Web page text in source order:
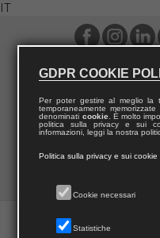
IT
GDPR COOKIE
Per poter gestire al meglio la
temporaneamente
denominati cookie. È molto
politica sulla privacy e sui
informazioni, leggi la nostra
Politica sulla privacy e sui cookie
Cookie necessari
Statistiche